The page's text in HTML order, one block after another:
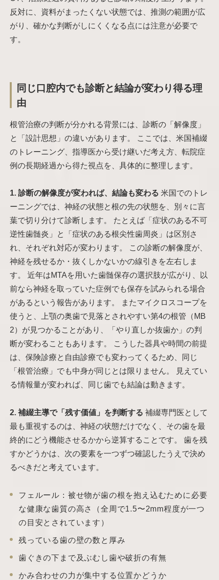
反対に、資料がまったくない状態では、推測の範囲が広
がり、確かな判断がしにくくなる点には注意が必要で
す。
同じ口腔内でも診断と結論が変わり得る理
由
根管治療の判断が分かれる背景には、診断の「解像度」
と「設計思想」の違いがあります。 ここでは、米国補綴
のトレーニング、指導医から受け継いだ考え方、転院症
例の長期経過から得た視点を、具体的に整理します。
1. 診断の解像度が変われば、結論も変わる 米国でのトレ
ーニングでは、神経の状態と根の先の状態を、別々に言
葉で切り分けて診断します。 たとえば「症状のある不可
逆性歯髄炎」と「症状のある根尖性歯周炎」は区別さ
れ、それぞれ対応が変わります。 この診断の解像度が、
神経を残せるか・抜くしかないかの線引きを左右しま
す。 近年はMTAを用いた歯髄保存の選択肢が広がり、以
前なら神経を取っていた症例でも保存を試みられる場合
があるという報告があります。 またマイクロスコープを
使うと、上顎の奥歯で見落とされやすい第4の根管（MB
2）が見つかることがあり、「やり直しか抜歯か」の判
断が変わることもあります。 こうした器具や時間の前提
は、保険診療と自由診療でも変わってくるため、同じ
「根管治療」でも中身が同じとは限りません。 見えてい
る情報量が変われば、同じ歯でも結論は動きます。
2. 補綴主導で「残す価値」を判断する 補綴専門医として
最も重視するのは、神経の状態だけでなく、その歯を最
終的にどう機能させるかから逆算することです。 歯を残
すかどうかは、次の要素を一つずつ確認したうえで決め
るべきだと考えています。
フェルール：被せ物が歯の根を抱え込むために必要
な健康な歯質の高さ（全周で1.5〜2mm程度が一つ
の目安とされています）
残っている歯の壁の数と厚み
歯ぐきの下まで及ぶむし歯や破折の有無
かみ合わせの力が集中する位置かどうか